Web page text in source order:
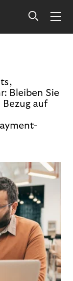
Bleiben Sie
auf